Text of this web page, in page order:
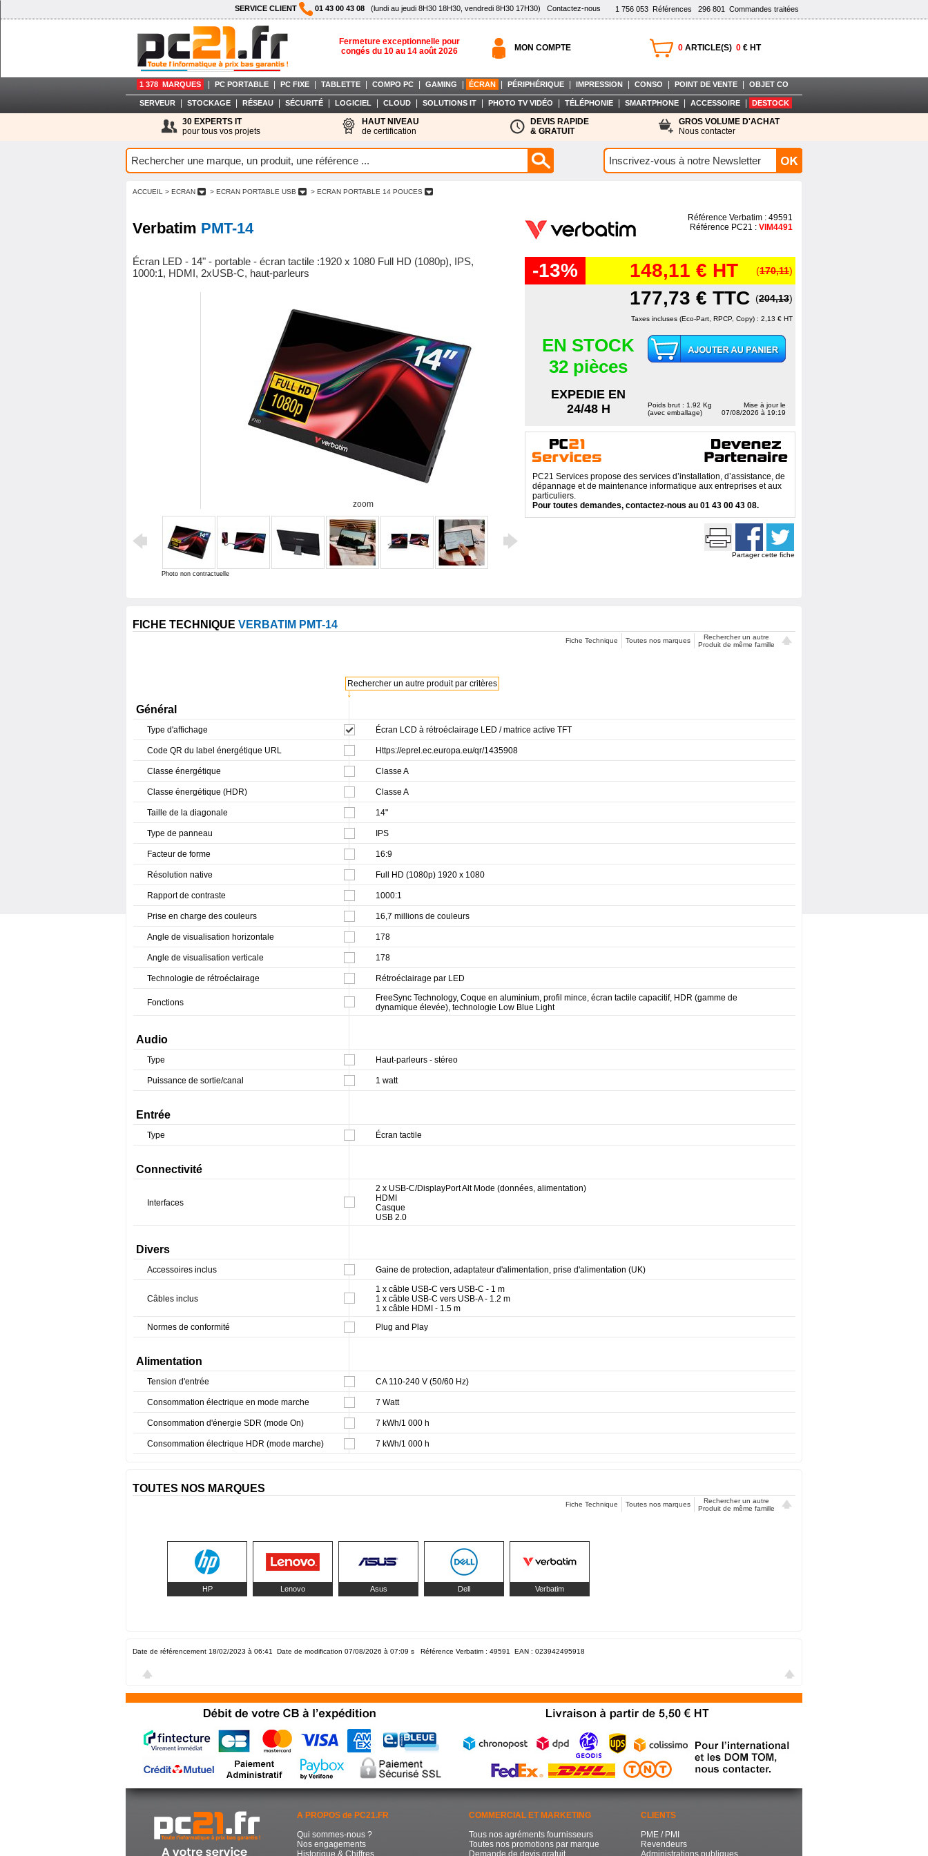
1 756 053 Références 296 801 Commandes traitées
SERVICE CLIENT 01 43 00 43 08 (lundi au jeudi 8H30 18H30, vendredi 8H30 17H30) Contactez-nous
Fermeture exceptionnelle pour
congés du 10 au 14 août 2026
0 ARTICLE(S) 0 € HT
MON COMPTE
1 378 MARQUES PC PORTABLE PC FIXE TABLETTE COMPO PC GAMING ÉCRAN PÉRIPHÉRIQUE IMPRESSION CONSO POINT DE VENTE OBJET CO
SERVEUR STOCKAGE RÉSEAU SÉCURITÉ LOGICIEL CLOUD SOLUTIONS IT PHOTO TV VIDÉO TÉLÉPHONIE SMARTPHONE ACCESSOIRE DESTOCK
30 EXPERTS IT
pour tous vos projets
HAUT NIVEAU
de certification
DEVIS RAPIDE
& GRATUIT
GROS VOLUME D'ACHAT
Nous contacter
ACCUEIL > ECRAN > ECRAN PORTABLE USB > ECRAN PORTABLE 14 POUCES
Verbatim PMT-14
Écran LED - 14" - portable - écran tactile :1920 x 1080 Full HD (1080p), IPS,
1000:1, HDMI, 2xUSB-C, haut-parleurs
zoom
Photo non contractuelle
Référence Verbatim : 49591
Référence PC21 : VIM4491
-13% 148,11 € HT (170,11)
177,73 € TTC (204,13)
Taxes incluses (Eco-Part, RPCP, Copy) : 2,13 € HT
EN STOCK
32 pièces
EXPEDIE EN
24/48 H
Poids brut : 1.92 Kg
(avec emballage)
Mise à jour le
07/08/2026 à 19:19
PC21 Services propose des services d’installation, d’assistance, de
dépannage et de maintenance informatique aux entreprises et aux
particuliers.
Pour toutes demandes, contactez-nous au 01 43 00 43 08.
Partager cette fiche
FICHE TECHNIQUE VERBATIM PMT-14
Fiche Technique Toutes nos marques
Rechercher un autre
Produit de même famille
↓
Rechercher un autre produit par critères
Général
Type d'affichage Écran LCD à rétroéclairage LED / matrice active TFT
Code QR du label énergétique URL Https://eprel.ec.europa.eu/qr/1435908
Classe énergétique Classe A
Classe énergétique (HDR) Classe A
Taille de la diagonale 14"
Type de panneau IPS
Facteur de forme 16:9
Résolution native Full HD (1080p) 1920 x 1080
Rapport de contraste 1000:1
Prise en charge des couleurs 16,7 millions de couleurs
Angle de visualisation horizontale 178
Angle de visualisation verticale 178
Technologie de rétroéclairage Rétroéclairage par LED
Fonctions
FreeSync Technology, Coque en aluminium, profil mince, écran tactile capacitif, HDR (gamme de
dynamique élevée), technologie Low Blue Light
Audio
Type Haut-parleurs - stéreo
Puissance de sortie/canal 1 watt
Entrée
Type Écran tactile
Connectivité
Interfaces
2 x USB-C/DisplayPort Alt Mode (données, alimentation)
HDMI
Casque
USB 2.0
Divers
Accessoires inclus Gaine de protection, adaptateur d'alimentation, prise d'alimentation (UK)
Câbles inclus
1 x câble USB-C vers USB-C - 1 m
1 x câble USB-C vers USB-A - 1.2 m
1 x câble HDMI - 1.5 m
Normes de conformité
Plug and Play
Alimentation
Tension d'entrée CA 110-240 V (50/60 Hz)
Consommation électrique en mode marche 7 Watt
Consommation d'énergie SDR (mode On) 7 kWh/1 000 h
Consommation électrique HDR (mode marche) 7 kWh/1 000 h
TOUTES NOS MARQUES
Fiche Technique Toutes nos marques
Rechercher un autre
Produit de même famille
HP Lenovo Asus Dell Verbatim
Date de référencement 18/02/2023 à 06:41 Date de modification 07/08/2026 à 07:09 s Référence Verbatim : 49591 EAN : 023942495918
A PROPOS de PC21.FR
Qui sommes-nous ?
Nos engagements
Historique & Chiffres
COMMERCIAL ET MARKETING
Tous nos agréments fournisseurs
Toutes nos promotions par marque
Demande de devis gratuit
CLIENTS
PME / PMI
Revendeurs
Administrations publiques